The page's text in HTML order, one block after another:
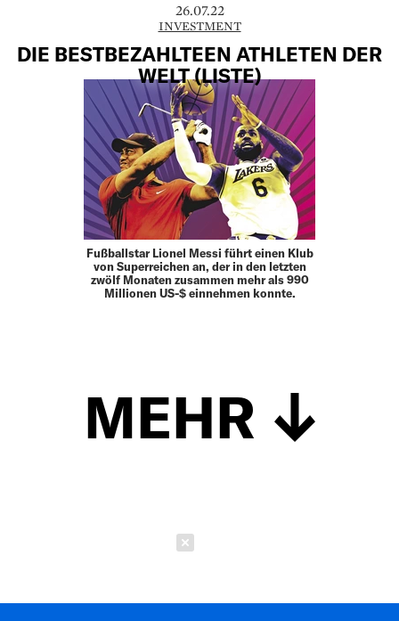
26.07.22
INVESTMENT
DIE BESTBEZAHLTEEN ATHLETEN DER
WELT (LISTE)
Fußballstar Lionel Messi führt einen Klub
von Superreichen an, der in den letzten
zwölf Monaten zusammen mehr als 990
Millionen US-$ einnehmen konnte.
MEHR